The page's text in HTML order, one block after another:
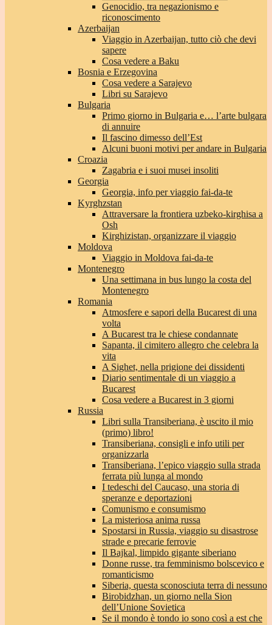
Genocidio, tra negazionismo e
riconoscimento
Azerbaijan
Viaggio in Azerbaijan, tutto ciò che devi
sapere
Cosa vedere a Baku
Bosnia e Erzegovina
Cosa vedere a Sarajevo
Libri su Sarajevo
Bulgaria
Primo giorno in Bulgaria e… l’arte bulgara
di annuire
Il fascino dimesso dell’Est
Alcuni buoni motivi per andare in Bulgaria
Croazia
Zagabria e i suoi musei insoliti
Georgia
Georgia, info per viaggio fai-da-te
Kyrghzstan
Attraversare la frontiera uzbeko-kirghisa a
Osh
Kirghizistan, organizzare il viaggio
Moldova
Viaggio in Moldova fai-da-te
Montenegro
Una settimana in bus lungo la costa del
Montenegro
Romania
Atmosfere e sapori della Bucarest di una
volta
A Bucarest tra le chiese condannate
Sapanta, il cimitero allegro che celebra la
vita
A Sighet, nella prigione dei dissidenti
Diario sentimentale di un viaggio a
Bucarest
Cosa vedere a Bucarest in 3 giorni
Russia
Libri sulla Transiberiana, è uscito il mio
(primo) libro!
Transiberiana, consigli e info utili per
organizzarla
Transiberiana, l’epico viaggio sulla strada
ferrata più lunga al mondo
I tedeschi del Caucaso, una storia di
speranze e deportazioni
Comunismo e consumismo
La misteriosa anima russa
Spostarsi in Russia, viaggio su disastrose
strade e precarie ferrovie
Il Bajkal, limpido gigante siberiano
Donne russe, tra femminismo bolscevico e
romanticismo
Siberia, questa sconosciuta terra di nessuno
Birobidzhan, un giorno nella Sion
dell’Unione Sovietica
Se il mondo è tondo io sono così a est che